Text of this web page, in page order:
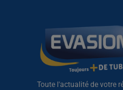
Toute l'actualité de votre